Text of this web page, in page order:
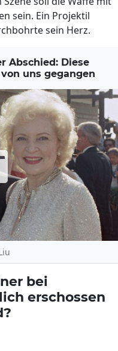
sein. Ein Projektil
sein Herz.
Abschied: Diese
uns gegangen
bei
erschossen